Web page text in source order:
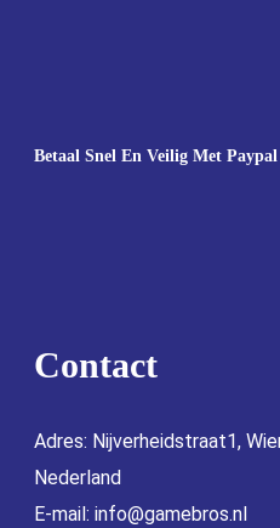
Betaal Snel En Veilig Met
Contact
Adres: Nijverheidstraat1,
Nederland
E-mail: info@gamebros.nl